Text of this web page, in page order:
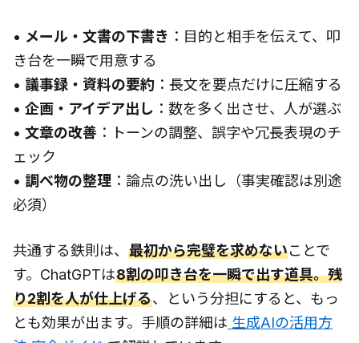
• メール・文書の下書き ：目的と相手を伝えて、叩
き台を一瞬で用意する
• 議事録・資料の要約 ：長文を要点だけに圧縮する
• 企画・アイデア出し ：数を多く出させ、人が選ぶ
• 文章の改善 ：トーンの調整、誤字や冗長表現のチ
ェック
• 調べ物の整理 ：論点の洗い出し（事実確認は別途
必須）
共通する鉄則は、 最初から完璧を求めないことで
す。ChatGPTは8割の叩き台を一瞬で出す道具。残
り2割を人が仕上げる、という分担にすると、もっ
とも効果が出ます。手順の詳細は 生成AIの活用方